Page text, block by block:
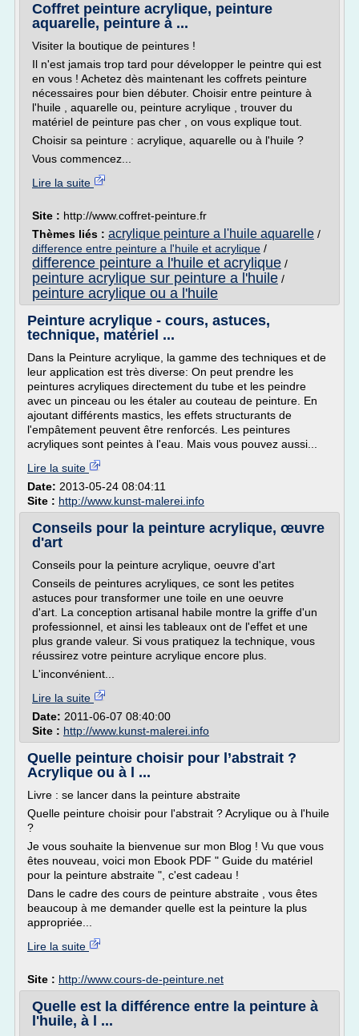
Coffret peinture acrylique, peinture
aquarelle, peinture à ...
Visiter la boutique de peintures !
Il n'est jamais trop tard pour développer le peintre qui est
en vous ! Achetez dès maintenant les coffrets peinture
nécessaires pour bien débuter. Choisir entre peinture à
l'huile , aquarelle ou, peinture acrylique , trouver du
matériel de peinture pas cher , on vous explique tout.
Choisir sa peinture : acrylique, aquarelle ou à l'huile ?
Vous commencez...
Lire la suite
Site : http://www.coffret-peinture.fr
Thèmes liés : acrylique peinture a l'huile aquarelle /
difference entre peinture a l'huile et acrylique /
difference peinture a l'huile et acrylique /
peinture acrylique sur peinture a l'huile /
peinture acrylique ou a l'huile
Peinture acrylique - cours, astuces,
technique, matériel ...
Dans la Peinture acrylique, la gamme des techniques et de
leur application est très diverse: On peut prendre les
peintures acryliques directement du tube et les peindre
avec un pinceau ou les étaler au couteau de peinture. En
ajoutant différents mastics, les effets structurants de
l'empâtement peuvent être renforcés. Les peintures
acryliques sont peintes à l'eau. Mais vous pouvez aussi...
Lire la suite
Date: 2013-05-24 08:04:11
Site : http://www.kunst-malerei.info
Conseils pour la peinture acrylique, œuvre
d'art
Conseils pour la peinture acrylique, oeuvre d'art
Conseils de peintures acryliques, ce sont les petites
astuces pour transformer une toile en une oeuvre
d'art. La conception artisanal habile montre la griffe d'un
professionnel, et ainsi les tableaux ont de l'effet et une
plus grande valeur. Si vous pratiquez la technique, vous
réussirez votre peinture acrylique encore plus.
L'inconvénient...
Lire la suite
Date: 2011-06-07 08:40:00
Site : http://www.kunst-malerei.info
Quelle peinture choisir pour l’abstrait ?
Acrylique ou à l ...
Livre : se lancer dans la peinture abstraite
Quelle peinture choisir pour l'abstrait ? Acrylique ou à l'huile
?
Je vous souhaite la bienvenue sur mon Blog ! Vu que vous
êtes nouveau, voici mon Ebook PDF " Guide du matériel
pour la peinture abstraite ", c'est cadeau !
Dans le cadre des cours de peinture abstraite , vous êtes
beaucoup à me demander quelle est la peinture la plus
appropriée...
Lire la suite
Site : http://www.cours-de-peinture.net
Quelle est la différence entre la peinture à
l'huile, à l ...